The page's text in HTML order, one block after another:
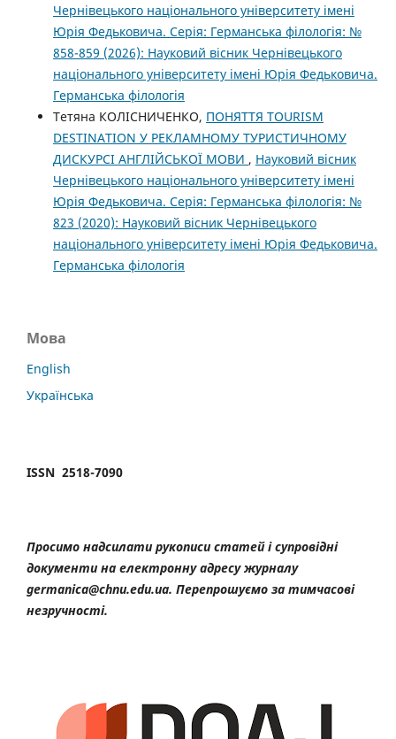
Чернівецького національного університету імені
Юрія Федьковича. Серія: Германська філологія: №
858-859 (2026): Науковий вісник Чернівецького
національного університету імені Юрія Федьковича.
Германська філологія
Тетяна КОЛІСНИЧЕНКО, ПОНЯТТЯ TOURISM
DESTINATION У РЕКЛАМНОМУ ТУРИСТИЧНОМУ
ДИСКУРСІ АНГЛІЙСЬКОЇ МОВИ , Науковий вісник
Чернівецького національного університету імені
Юрія Федьковича. Серія: Германська філологія: №
823 (2020): Науковий вісник Чернівецького
національного університету імені Юрія Федьковича.
Германська філологія
Мова
English
Українська
ISSN 2518-7090
Просимо надсилати рукописи статей і супровідні
документи на електронну адресу журналу
germanica@chnu.edu.ua. Перепрошуємо за тимчасові
незручності.